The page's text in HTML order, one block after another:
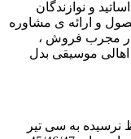
و نوازندگان
و ارائه ی مشاوره
مجرب فروش ،
اهالی موسیقی بدل
نرسیده به سی تیر